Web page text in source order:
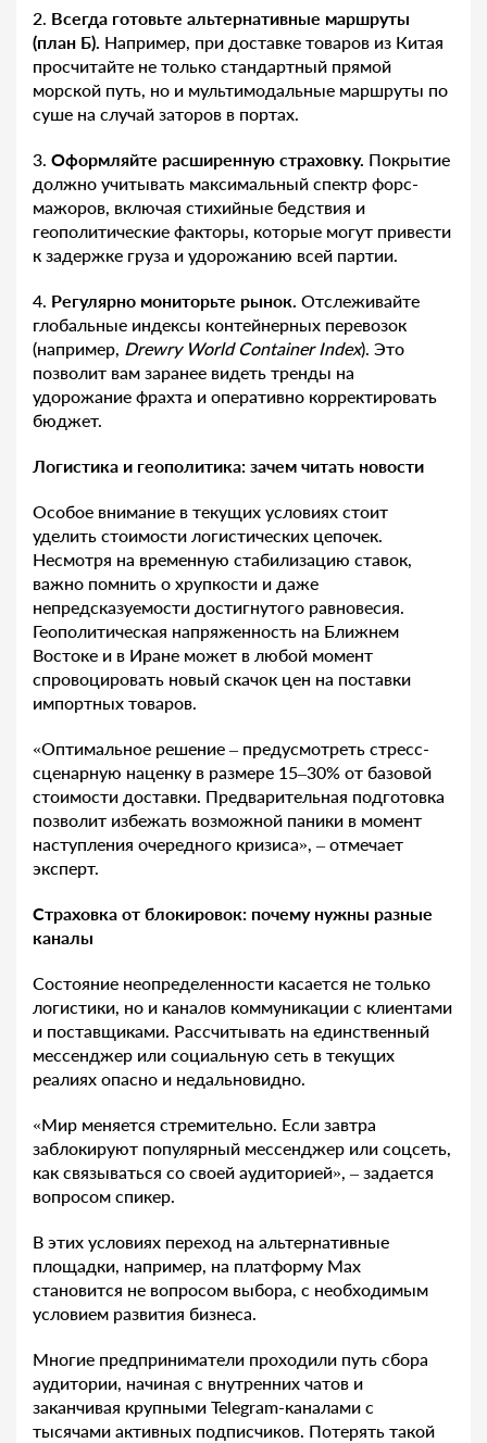
2. Всегда готовьте альтернативные маршруты
(план Б). Например, при доставке товаров из Китая
просчитайте не только стандартный прямой
морской путь, но и мультимодальные маршруты по
суше на случай заторов в портах.
3. Оформляйте расширенную страховку. Покрытие
должно учитывать максимальный спектр форс-
мажоров, включая стихийные бедствия и
геополитические факторы, которые могут привести
к задержке груза и удорожанию всей партии.
4. Регулярно мониторьте рынок. Отслеживайте
глобальные индексы контейнерных перевозок
(например, Drewry World Container Index). Это
позволит вам заранее видеть тренды на
удорожание фрахта и оперативно корректировать
бюджет.
Логистика и геополитика: зачем читать новости
Особое внимание в текущих условиях стоит
уделить стоимости логистических цепочек.
Несмотря на временную стабилизацию ставок,
важно помнить о хрупкости и даже
непредсказуемости достигнутого равновесия.
Геополитическая напряженность на Ближнем
Востоке и в Иране может в любой момент
спровоцировать новый скачок цен на поставки
импортных товаров.
«Оптимальное решение – предусмотреть стресс-
сценарную наценку в размере 15–30% от базовой
стоимости доставки. Предварительная подготовка
позволит избежать возможной паники в момент
наступления очередного кризиса», – отмечает
эксперт.
Страховка от блокировок: почему нужны разные
каналы
Состояние неопределенности касается не только
логистики, но и каналов коммуникации с клиентами
и поставщиками. Рассчитывать на единственный
мессенджер или социальную сеть в текущих
реалиях опасно и недальновидно.
«Мир меняется стремительно. Если завтра
заблокируют популярный мессенджер или соцсеть,
как связываться со своей аудиторией», – задается
вопросом спикер.
В этих условиях переход на альтернативные
площадки, например, на платформу Max
становится не вопросом выбора, с необходимым
условием развития бизнеса.
Многие предприниматели проходили путь сбора
аудитории, начиная с внутренних чатов и
заканчивая крупными Telegram-каналами с
тысячами активных подписчиков. Потерять такой